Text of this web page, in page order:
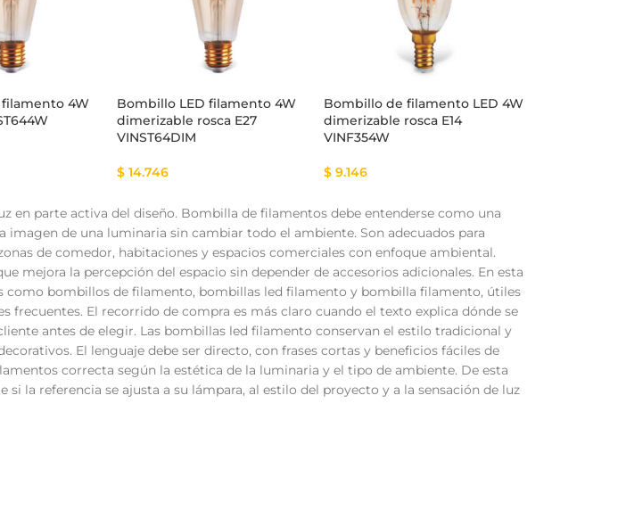
4W
Bombillo LED filamento 4W
dimerizable rosca E27
VINST64DIM
$14.746
Bombillo de filamento LED 4W
dimerizable rosca E14
VINF354W
$9.146
en parte activa del diseño. Bombilla de filamentos debe entenderse como una
de una luminaria sin cambiar todo el ambiente. Son adecuados para
de comedor, habitaciones y espacios comerciales con enfoque ambiental.
mejora la percepción del espacio sin depender de accesorios adicionales. En esta
como bombillos de filamento, bombillas led filamento y bombilla filamento, útiles
frecuentes. El recorrido de compra es más claro cuando el texto explica dónde se
antes de elegir. Las bombillas led filamento conservan el estilo tradicional y
El lenguaje debe ser directo, con frases cortas y beneficios fáciles de
correcta según la estética de la luminaria y el tipo de ambiente. De esta
la referencia se ajusta a su lámpara, al estilo del proyecto y a la sensación de luz